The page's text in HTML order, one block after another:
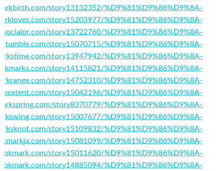
story13132352/%D9%81%D9%86%D9%8A-
story15203977/%D9%81%D9%86%D9%8A-
story13722760/%D9%81%D9%86%D9%8A-
story15070715/%D9%81%D9%86%D9%8A-
story13947942/%D9%81%D9%86%D9%8A-
story14115821/%D9%81%D9%86%D9%8A-
story14752310/%D9%81%D9%86%D9%8A-
story15042196/%D9%81%D9%86%D9%8A-
story8370779/%D9%81%D9%86%D9%8A-
story15007677/%D9%81%D9%86%D9%8A-
story15109832/%D9%81%D9%86%D9%8A-
story15081099/%D9%81%D9%86%D9%8A-
story15011620/%D9%81%D9%86%D9%8A-
story14885094/%D9%81%D9%86%D9%8A-